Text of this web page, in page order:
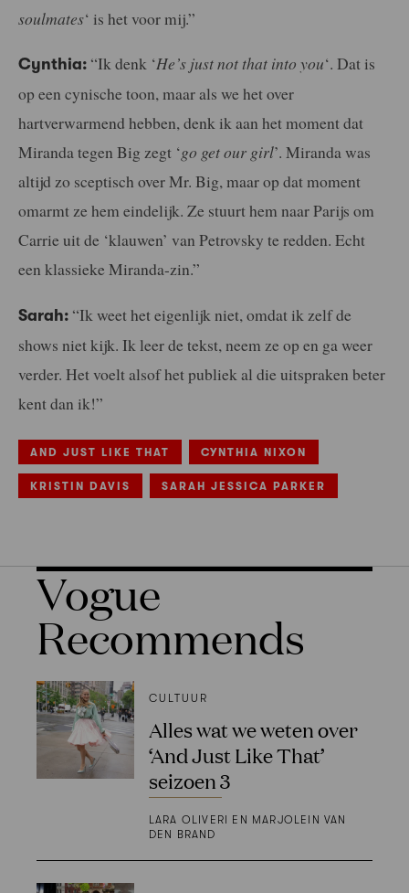
soulmates‘ is het voor mij.”
Cynthia: “Ik denk ‘He’s just not that into you‘. Dat is
op een cynische toon, maar als we het over
hartverwarmend hebben, denk ik aan het moment dat
Miranda tegen Big zegt ‘go get our girl’. Miranda was
altijd zo sceptisch over Mr. Big, maar op dat moment
omarmt ze hem eindelijk. Ze stuurt hem naar Parijs om
Carrie uit de ‘klauwen’ van Petrovsky te redden. Echt
een klassieke Miranda-zin.”
Sarah: “Ik weet het eigenlijk niet, omdat ik zelf de
shows niet kijk. Ik leer de tekst, neem ze op en ga weer
verder. Het voelt alsof het publiek al die uitspraken beter
kent dan ik!”
AND JUST LIKE THAT CYNTHIA NIXON
KRISTIN DAVIS SARAH JESSICA PARKER
Vogue
Recommends
CULTUUR
Alles wat we weten over
‘And Just Like That’
seizoen 3
LARA OLIVERI EN MARJOLEIN VAN
DEN BRAND